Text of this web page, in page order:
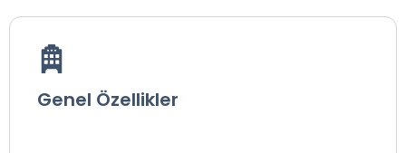
Genel Özellikler